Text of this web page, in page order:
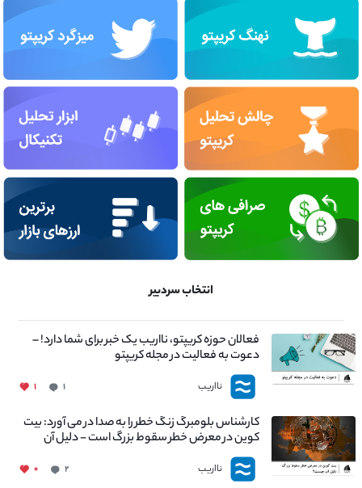
انتخاب سردبیر
فعالان حوزه کریپتو، نااریب یک خبر برای شما دارد! –
دعوت به فعالیت در مجله کریپتو
نااریب ۱ ۱
کارشناس بلومبرگ زنگ خطر را به صدا در می آورد: بیت
کوین در معرض خطر سقوط بزرگ است - دلیل آن
چیست؟
نااریب ۲ ۰